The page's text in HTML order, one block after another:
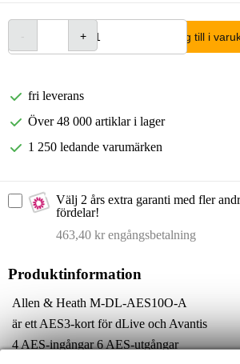
lägg till i
fri leverans
Över 48 000 artiklar i lager
1 250 ledande varumärken
Välj 2 års extra garanti med fler
fördelar!
463,40 kr engångsbetalning
Produktinformation
Allen & Heath M-DL-AES10O-A
är ett AES3-kort för dLive och Avantis
4 AES-ingångar 6 AES-utgångar